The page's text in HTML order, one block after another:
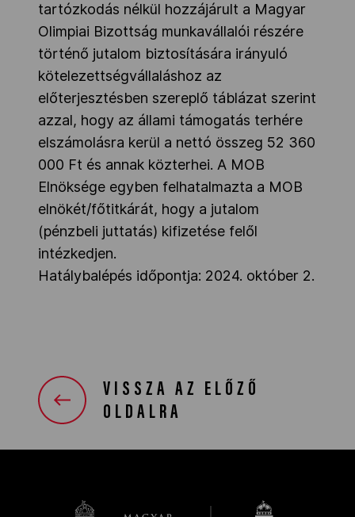
tartózkodás nélkül hozzájárult a Magyar
Olimpiai Bizottság munkavállalói részére
történő jutalom biztosítására irányuló
kötelezettségvállaláshoz az
előterjesztésben szereplő táblázat szerint
azzal, hogy az állami támogatás terhére
elszámolásra kerül a nettó összeg 52 360
000 Ft és annak közterhei. A MOB
Elnöksége egyben felhatalmazta a MOB
elnökét/főtitkárát, hogy a jutalom
(pénzbeli juttatás) kifizetése felől
intézkedjen.
Hatálybalépés időpontja: 2024. október 2.
VISSZA AZ ELŐZŐ
OLDALRA